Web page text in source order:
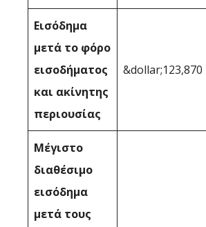
Εισόδημα
μετά το φόρο
εισοδήματος
και ακίνητης
περιουσίας
&dollar;123,870
Μέγιστο
διαθέσιμο
εισόδημα
μετά τους